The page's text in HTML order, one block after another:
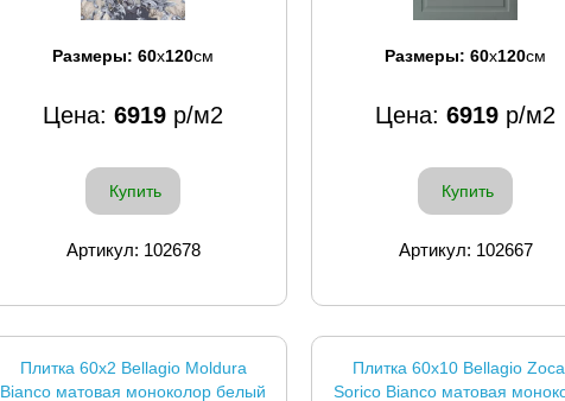
Размеры: 60x120см
Цена: 6919 р/м2
Купить
Артикул: 102678
Размеры: 60x120см
Цена: 6919 р/м2
Купить
Артикул: 102667
Плитка 60x2 Bellagio Moldura
Bianco матовая моноколор белый
Плитка 60x10 Bellagio
Sorico Bianco матовая